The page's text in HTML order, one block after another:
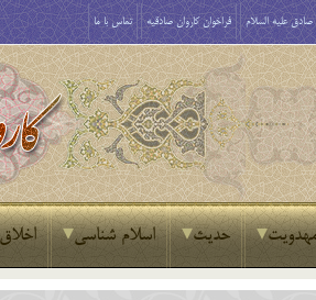
علیه السلام فراخوان کاروان صادقیه تماس با ما
حدیث اسلام شناسی